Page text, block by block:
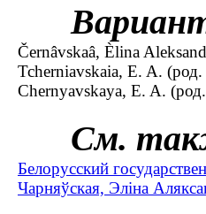
Černâvskaâ, Èlina
Tcherniavskaia, E. A.
Сhernyavskaya, E. A.
См.
Белорусский
Чарняўская, Элiна